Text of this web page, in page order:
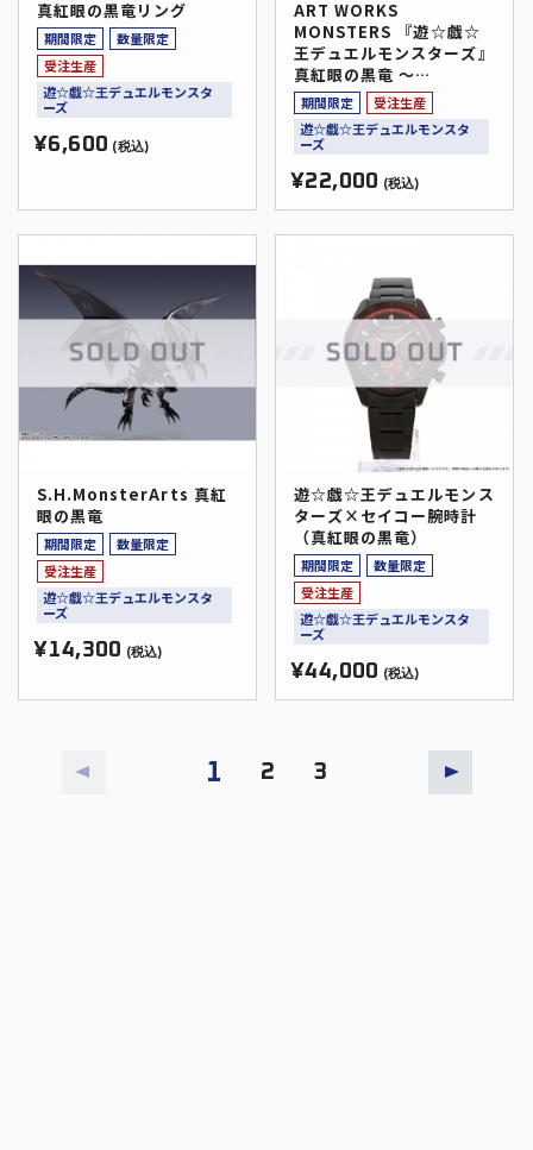
真紅眼の黒竜リング
期間限定
数量限定
受注生産
遊☆戯☆王デュエルモンスタ
ーズ
¥6,600 (税込)
ART WORKS
MONSTERS 『遊☆戯☆
王デュエルモンスターズ』
真紅眼の黒竜 ～
Holographic Edition
～
期間限定
受注生産
遊☆戯☆王デュエルモンスタ
ーズ
¥22,000 (税込)
S.H.MonsterArts 真紅
眼の黒竜
期間限定
数量限定
受注生産
遊☆戯☆王デュエルモンスタ
ーズ
¥14,300 (税込)
遊☆戯☆王デュエルモンス
ターズ×セイコー腕時計
（真紅眼の黒竜）
期間限定
数量限定
受注生産
遊☆戯☆王デュエルモンスタ
ーズ
¥44,000 (税込)
1 2 3